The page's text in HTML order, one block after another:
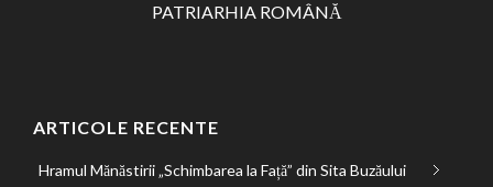
PATRIARHIA ROMÂNĂ
ARTICOLE RECENTE
Hramul Mănăstirii „Schimbarea la Față” din Sita Buzăului